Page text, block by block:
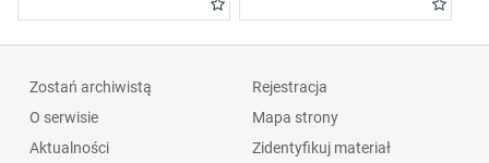
Zostań archiwistą
O serwisie
Aktualności
Rejestracja
Mapa strony
Zidentyfikuj materiał